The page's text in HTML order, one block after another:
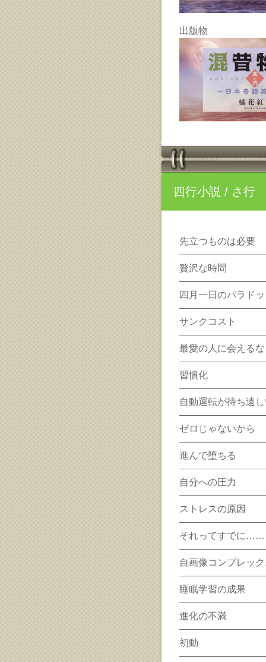
出版物
四行小説 / さ行
先立つものは必要
贅沢な時間
四月一日のパラド
サンクコスト
最愛の人に会える
習慣化
自動運転が待ち遠
ゼロじゃないから
進んで堕ちる
自分への圧力
ストレスの原因
それってすでに……
自画像コンプレッ
睡眠学習の成果
進化の不満
初動